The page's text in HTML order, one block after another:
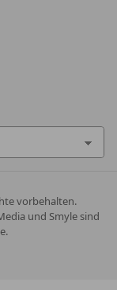
vorbehalten.
und Smyle sind